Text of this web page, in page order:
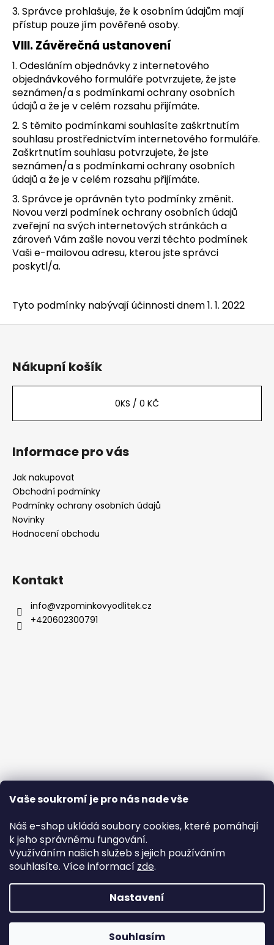
Vaše soukromí je pro nás nade vše
Náš e-shop ukládá soubory cookies, které pomáhají
k jeho správnému fungování.
Využíváním našich služeb s jejich používáním
souhlasíte. Více informací zde.
Nastavení
Souhlasím
3. Správce prohlašuje, že k osobním údajům mají
přístup pouze jím pověřené osoby.
VIII.Závěrečná ustanovení
1. Odesláním objednávky z internetového
objednávkového formuláře potvrzujete, že jste
seznámen/a s podmínkami ochrany osobních
údajů a že je v celém rozsahu přijímáte.
2. S těmito podmínkami souhlasíte zaškrtnutím
souhlasu prostřednictvím internetového formuláře.
Zaškrtnutím souhlasu potvrzujete, že jste
seznámen/a s podmínkami ochrany osobních
údajů a že je v celém rozsahu přijímáte.
3. Správce je oprávněn tyto podmínky změnit.
Novou verzi podmínek ochrany osobních údajů
zveřejní na svých internetových stránkách a
zároveň Vám zašle novou verzi těchto podmínek
Vaši e-mailovou adresu, kterou jste správci
poskytl/a.
Tyto podmínky nabývají účinnosti dnem 1. 1. 2022
Z
Nákupní košík
0KS / 0 KČ
Informace pro vás
Jak nakupovat
Obchodní podmínky
Podmínky ochrany osobních údajů
Novinky
Hodnocení obchodu
Kontakt
info@vzpominkovyodlitek.cz
+420602300791
Copyright 2026Vzpomínkový odlitek. Všechna práva
vyhrazena.